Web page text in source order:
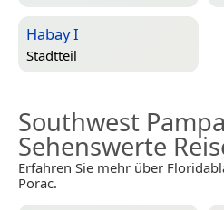
Habay I
Stadtteil
Southwest
Sehenswerte
Erfahren Sie mehr über
Porac.